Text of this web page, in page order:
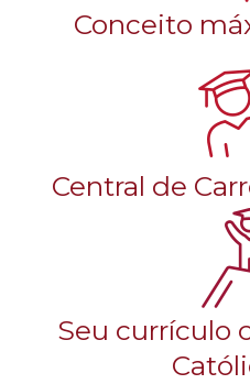
Conceito
Central de
Seu currículo